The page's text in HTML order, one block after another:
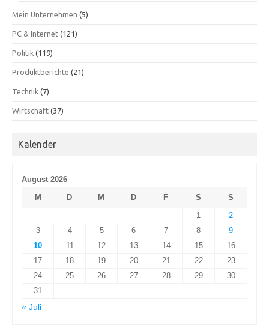
Mein Unternehmen (5)
PC & Internet (121)
Politik (119)
Produktberichte (21)
Technik (7)
Wirtschaft (37)
Kalender
August 2026
M
D M D F S
S
1
2
3
4 5 6 7 8
9
10
11 12 13 14 15
16
17
18 19 20 21 22
23
24
25 26 27 28 29
30
31
« Juli